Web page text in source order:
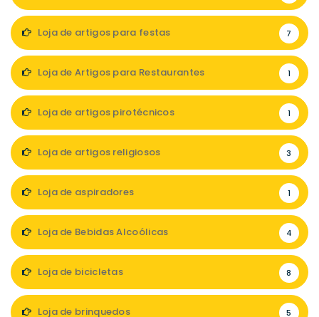
Loja de artigos para festas 7
Loja de Artigos para Restaurantes 1
Loja de artigos pirotécnicos 1
Loja de artigos religiosos 3
Loja de aspiradores 1
Loja de Bebidas Alcoólicas 4
Loja de bicicletas 8
Loja de brinquedos 5